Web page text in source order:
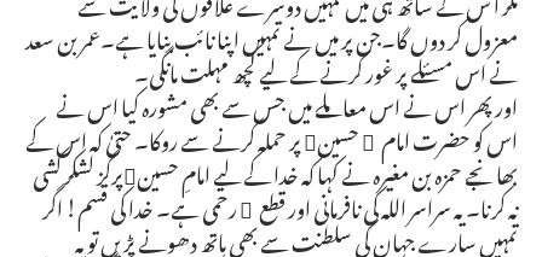
معزول کر دوں گا۔جن پر میں نے تمہیں اپنا نائب بنایا ہے۔عمر بن سعد
نے اس مسئلے پر غور کرنے کے لیے کچھ مہلت مانگی۔
اور پھر اس نے اس معاملے میں جس سے بھی مشورہ کیا اس نے
اس کو حضرت امام ِ حسین پر حملہ کرنے سے روکا۔ حتیٰ کہ اس کے
بھانجے حمزہ بن مغیرہ نے کہا کہ خدا کے لیے امامِ حسینپرگز لشکر کشی
نہ کرنا۔ یہ سراسر اللہ کی نافرمانی اور قطع ِ رحمی ہے۔ خدا کی قسم! اگر
تمہیں سارے جہان کی سلطنت سے بھی ہاتھ دھونے پڑیں تو یہ